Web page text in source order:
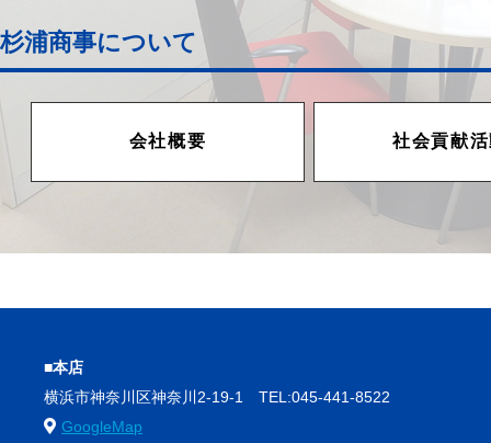
杉浦商事について
会社概要 社会貢献
■本店
横浜市神奈川区神奈川2-19-1 TEL:045-441-8522
GoogleMap